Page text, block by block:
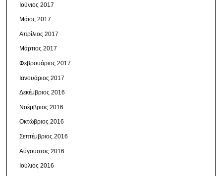
Ιούνιος 2017
Μάιος 2017
Απρίλιος 2017
Μάρτιος 2017
Φεβρουάριος 2017
Ιανουάριος 2017
Δεκέμβριος 2016
Νοέμβριος 2016
Οκτώβριος 2016
Σεπτέμβριος 2016
Αύγουστος 2016
Ιούλιος 2016